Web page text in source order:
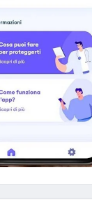
Investitori
lo scoppio
retail (…)